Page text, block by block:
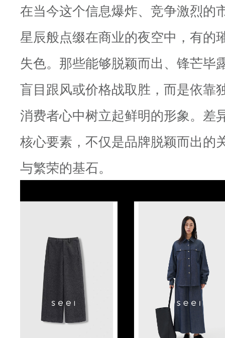
在当今这个信息爆炸、竞争激烈的
星辰般点缀在商业的夜空中，有的
失色。那些能够脱颖而出、锋芒毕
盲目跟风或价格战取胜，而是依靠
消费者心中树立起鲜明的形象。差
核心要素，不仅是品牌脱颖而出的
与繁荣的基石。